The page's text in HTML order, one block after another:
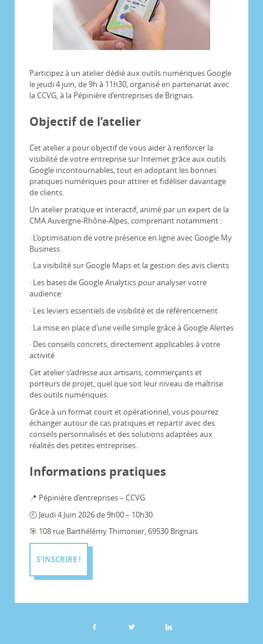
Participez à un atelier dédié aux outils numériques Google
le jeudi 4 juin, de 9h à 11h30, organisé en partenariat avec
la CCVG, à la Pépinière d’entreprises de Brignais.
Objectif de l’atelier
Cet atelier a pour objectif de vous aider à renforcer la
visibilité de votre entreprise sur Internet grâce aux outils
Google incontournables, tout en adoptant les bonnes
pratiques numériques pour attirer et fidéliser davantage
de clients.
Un atelier pratique et interactif, animé par un expert de la
CMA Auvergne-Rhône-Alpes, comprenant notamment :
· L’optimisation de votre présence en ligne avec Google My
Business
· La visibilité sur Google Maps et la gestion des avis clients
· Les bases de Google Analytics pour analyser votre
audience
· Les leviers essentiels de visibilité et de référencement
· La mise en place d’une veille simple grâce à Google Alertes
· Des conseils concrets, directement applicables à votre
activité
Cet atelier s’adresse aux artisans, commerçants et
porteurs de projet, quel que soit leur niveau de maîtrise
des outils numériques.
Grâce à un format court et opérationnel, vous pourrez
échanger autour de cas pratiques et repartir avec des
conseils personnalisés et des solutions adaptées aux
réalités des petites entreprises.
Informations pratiques
📍 Pépinière d’entreprises – CCVG
🕘 Jeudi 4 Juin 2026 de 9h00 – 10h30
🎯 108 rue Barthélémy Thimonier, 69530 Brignais
S’INSCRIRE !